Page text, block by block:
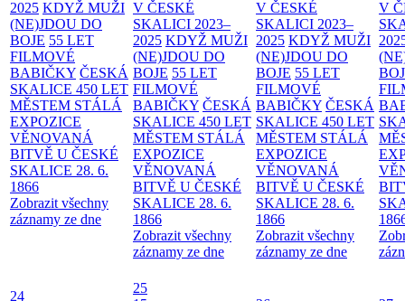
2025 KDYŽ MUŽI
(NE)JDOU DO
BOJE 55 LET
FILMOVÉ
BABIČKY ČESKÁ
SKALICE 450 LET
MĚSTEM STÁLÁ
EXPOZICE
VĚNOVANÁ
BITVĚ U ČESKÉ
SKALICE 28. 6.
1866
Zobrazit všechny
záznamy ze dne
V ČESKÉ
SKALICI 2023–
2025 KDYŽ MUŽI
(NE)JDOU DO
BOJE 55 LET
FILMOVÉ
BABIČKY ČESKÁ
SKALICE 450 LET
MĚSTEM STÁLÁ
EXPOZICE
VĚNOVANÁ
BITVĚ U ČESKÉ
SKALICE 28. 6.
1866
Zobrazit všechny
záznamy ze dne
V ČESKÉ
SKALICI 2023–
2025 KDYŽ MUŽI
(NE)JDOU DO
BOJE 55 LET
FILMOVÉ
BABIČKY ČESKÁ
SKALICE 450 LET
MĚSTEM STÁLÁ
EXPOZICE
VĚNOVANÁ
BITVĚ U ČESKÉ
SKALICE 28. 6.
1866
Zobrazit všechny
záznamy ze dne
V
24
25